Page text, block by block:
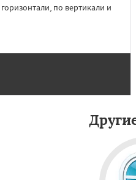
по вертикали и